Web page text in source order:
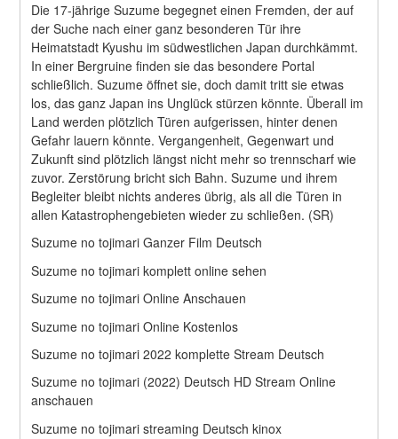
Die 17-jährige Suzume begegnet einen Fremden, der auf
der Suche nach einer ganz besonderen Tür ihre
Heimatstadt Kyushu im südwestlichen Japan durchkämmt.
In einer Bergruine finden sie das besondere Portal
schließlich. Suzume öffnet sie, doch damit tritt sie etwas
los, das ganz Japan ins Unglück stürzen könnte. Überall im
Land werden plötzlich Türen aufgerissen, hinter denen
Gefahr lauern könnte. Vergangenheit, Gegenwart und
Zukunft sind plötzlich längst nicht mehr so trennscharf wie
zuvor. Zerstörung bricht sich Bahn. Suzume und ihrem
Begleiter bleibt nichts anderes übrig, als all die Türen in
allen Katastrophengebieten wieder zu schließen. (SR)
Suzume no tojimari Ganzer Film Deutsch
Suzume no tojimari komplett online sehen
Suzume no tojimari Online Anschauen
Suzume no tojimari Online Kostenlos
Suzume no tojimari 2022 komplette Stream Deutsch
Suzume no tojimari (2022) Deutsch HD Stream Online
anschauen
Suzume no tojimari streaming Deutsch kinox